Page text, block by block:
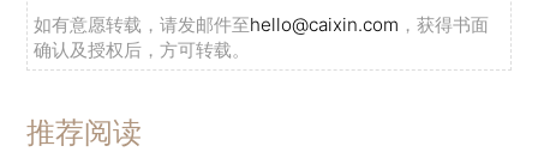
如有意愿转载，请发邮件至hello@caixin.com ，获得书面
确认及授权后，方可转载。
推荐阅读